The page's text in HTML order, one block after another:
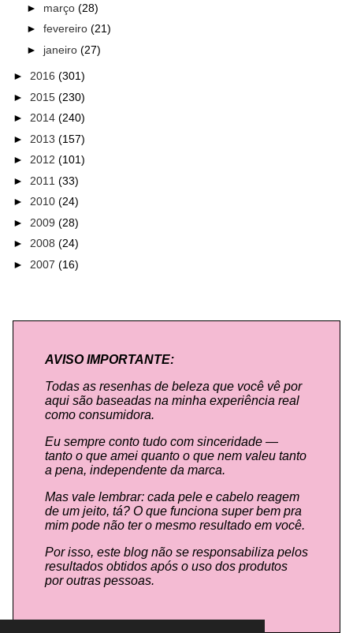
► março (28)
► fevereiro (21)
► janeiro (27)
► 2016 (301)
► 2015 (230)
► 2014 (240)
► 2013 (157)
► 2012 (101)
► 2011 (33)
► 2010 (24)
► 2009 (28)
► 2008 (24)
► 2007 (16)
AVISO IMPORTANTE:
Todas as resenhas de beleza que você vê por
aqui são baseadas na minha experiência real
como consumidora.
Eu sempre conto tudo com sinceridade —
tanto o que amei quanto o que nem valeu tanto
a pena, independente da marca.
Mas vale lembrar: cada pele e cabelo reagem
de um jeito, tá? O que funciona super bem pra
mim pode não ter o mesmo resultado em você.
Por isso, este blog não se responsabiliza pelos
resultados obtidos após o uso dos produtos
por outras pessoas.